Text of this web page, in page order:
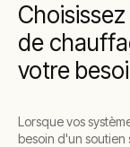
de
votre
Lorsque vos
besoin d'un